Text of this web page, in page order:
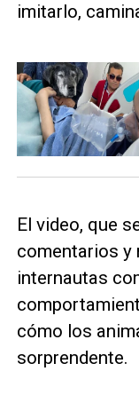
imitarlo,
El video, que
comentarios y
internautas
cómo los
sorprendente.